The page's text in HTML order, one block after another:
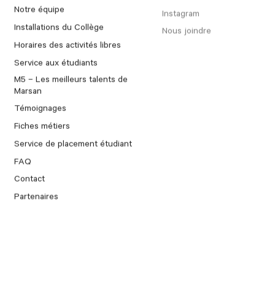
Notre équipe
Installations du Collège
Horaires des activités libres
Service aux étudiants
M5 – Les meilleurs talents de
Marsan
Témoignages
Fiches métiers
Service de placement étudiant
FAQ
Contact
Partenaires
Instagram
Nous joindre